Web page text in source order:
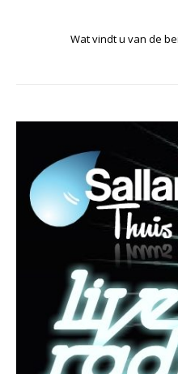
Wat vindt u van de